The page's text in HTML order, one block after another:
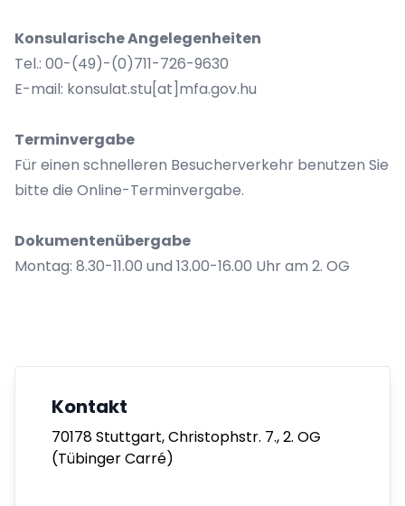
Konsularische Angelegenheiten
Tel.: 00-(49)-(0)711-726-9630
E-mail: konsulat.stu[at]mfa.gov.hu
Terminvergabe
Für einen schnelleren Besucherverkehr benutzen Sie
bitte die Online-Terminvergabe.
Dokumentenübergabe
Montag: 8.30-11.00 und 13.00-16.00 Uhr am 2. OG
Kontakt
70178 Stuttgart, Christophstr. 7., 2. OG
(Tübinger Carré)